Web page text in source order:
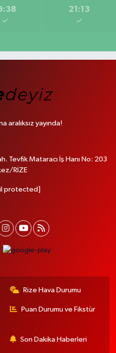
21:13
aralıksız yayında!
Tevfik Mataracı İş Hanı No: 203
RİZE
protected]
Rize Hava Durumu
Puan Durumu ve Fikstür
Son Dakika Haberleri